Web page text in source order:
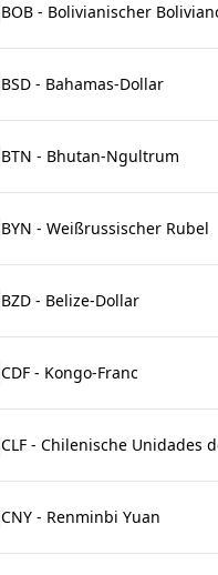
BOB - Bolivianischer
BSD - Bahamas-Dollar
BTN - Bhutan-Ngultrum
BYN - Weißrussischer Rubel
BZD - Belize-Dollar
CDF - Kongo-Franc
CLF - Chilenische Unidades
CNY - Renminbi Yuan